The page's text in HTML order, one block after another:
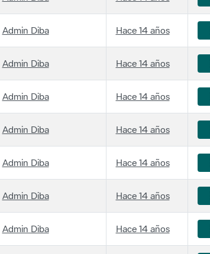
Admin Diba Hace 14 años
Admin Diba Hace 14 años
Admin Diba Hace 14 años
Admin Diba Hace 14 años
Admin Diba Hace 14 años
Admin Diba Hace 14 años
Admin Diba Hace 14 años
Admin Diba Hace 14 años